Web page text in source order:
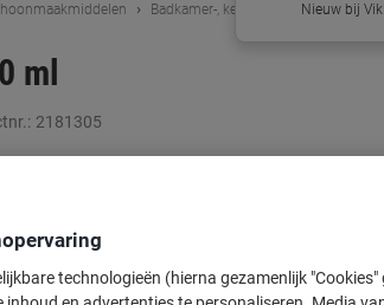
Nieuw bij
Badkamer-, keuken- & allesreinigers
ml
2181305
Aantal Excl. btw
technologieën (hierna gezamenlijk "Cookies"